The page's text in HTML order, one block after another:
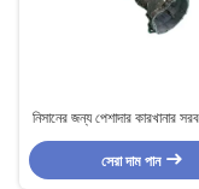
নিসানের জন্য পেশাদার কারখানার
ডিজেল ইঞ্জিন RD28 পিকআপ
ব্যবহৃত 5-স্পিড গিয়ারবক্স
সেরা দাম পান